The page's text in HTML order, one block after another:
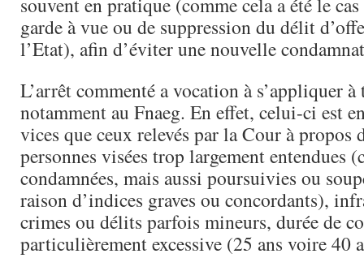
garde à vue ou de suppression du délit
l’Etat), afin d’éviter une nouvelle
L’arrêt commenté a vocation à s’appliquer
notamment au Fnaeg. En effet, celui-ci est
vices que ceux relevés par la Cour à propos
personnes visées trop largement entendues
condamnées, mais aussi poursuivies ou
raison d’indices graves ou concordants),
crimes ou délits parfois mineurs, durée de
particulièrement excessive (25 ans voire 40